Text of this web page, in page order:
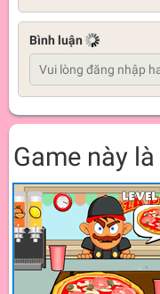
Bình luận
Game này